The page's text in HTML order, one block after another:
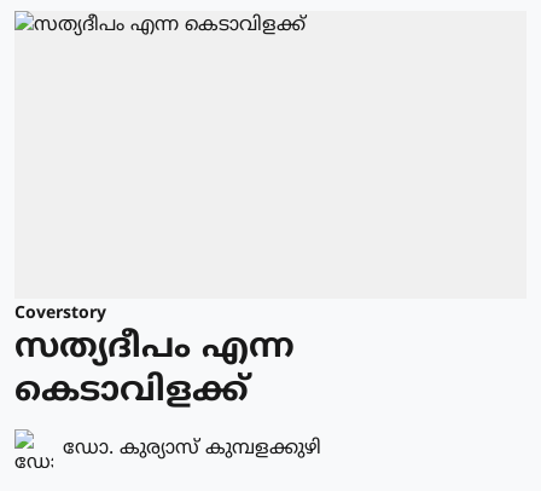
Coverstory
സത്യദീപം എന്ന
കെടാവിളക്ക്
ഡോ. കുര്യാസ് കുമ്പളക്കുഴി